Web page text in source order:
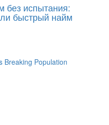
без испытания:
быстрый найм
Breaking Population